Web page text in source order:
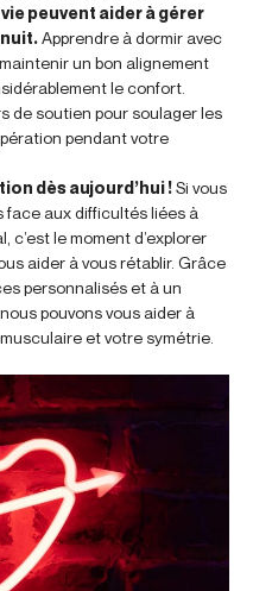
peuvent aider à gérer
nuit.Apprendre à dormir avec
un bon alignement
le confort.
de soutien pour soulager les
pendant votre
dès aujourd’hui !Si vous
face aux difficultés liées à
c’est le moment d’explorer
aider à vous rétablir. Grâce
personnalisés et à un
pouvons vous aider à
et votre symétrie.